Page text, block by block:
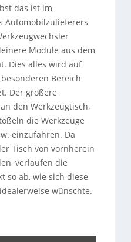
das ist im
Automobilzulieferers
Module aus dem
Dies alles wird auf
Bereich
Der größere
den Werkzeugtisch,
die Werkzeuge
einzufahren. Da
Tisch von vornherein
verlaufen die
so ab, wie sich diese
wünschte.